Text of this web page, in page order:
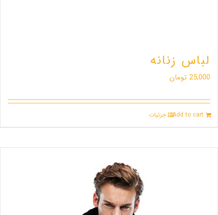
لباس زنانه
25,000 تومان
Add to cart جزئیات